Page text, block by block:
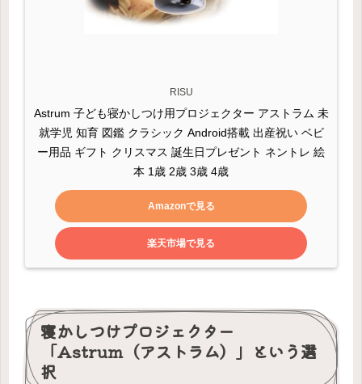
RISU
Astrum 子ども寝かしつけ用プロジェクター アストラム 未
就学児 知育 図鑑 クラシック Android搭載 出産祝い ベビ
ー用品 ギフト クリスマス 誕生日プレゼント ネントレ 絵
本 1歳 2歳 3歳 4歳
Amazonで見る
楽天市場で見る
寝かしつけプロジェクター
「Astrum（アストラム）」という選
択